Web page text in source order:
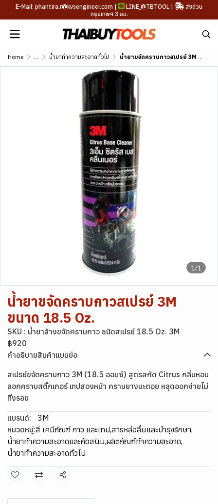
E-Mail: phantira.r@kvsengineer.com | LINE @TBTOOL |
ส่งด่วน
กรุงเทพฯ 3 ชม.
Home ... น้ำยาทำความสะอาดทั่วไป น้ำยาขจัดคราบกาวสเปรย์ 3M ขนาด 18.5 Oz.
1/1
น้ำยาขจัดคราบกาวสเปรย์ 3M
ขนาด 18.5 Oz.
SKU : น้ำยาล้างขจัดคราบกาว ชนิดสเปรย์ 18.5 Oz. 3M
฿920
คำอธิบายสินค้าแบบย่อ
สเปรย์ขจัดคราบกาว 3M (18.5 ออนซ์) สูตรสกัด Citrus กลิ่นหอม
ลอกคราบสติ๊กเกอร์ เทปสองหน้า คราบยางมะตอย หลุดออกง่ายไม่
ทิ้งรอย
แบรนด์:
3M
หมวดหมู่:สี เคมีภัณฑ์ กาว และเทป,สารหล่อลื่นและบำรุงรักษา,
น้ำยาทำความสะอาดและกัดสนิม,ผลิตภัณฑ์ทำความสะอาด,
น้ำยาทำความสะอาดทั่วไป
แชร์